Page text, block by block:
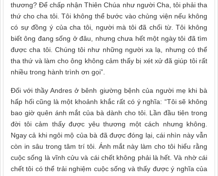
thương? Để chấp nhận Thiên Chúa như người Cha, tôi phải tha
thứ cho cha tôi. Tôi không thể bước vào chủng viện nếu không
có sự đồng ý của cha tôi, người mà tôi đã chối từ. Tôi không
biết ông đang sống ở đâu, nhưng chưa hết một ngày tôi đã tìm
được cha tôi. Chúng tôi như những người xa lạ, nhưng có thể
tha thứ và làm cho ông không cảm thấy bị xét xử đã giúp tôi rất
nhiều trong hành trình ơn gọi”.
Đối với thầy Andres ở bênh giường bệnh của người mẹ khi bà
hấp hối cũng là một khoảnh khắc rất có ý nghĩa: “Tôi sẽ không
bao giờ quên ánh mắt của bà dành cho tôi. Lần đầu tiên trong
đời tôi cảm thấy được yêu thương một cách nhưng không.
Ngay cả khi ngôi mộ của bà đã được đóng lại, cái nhìn này vẫn
còn in sâu trong tâm trí tôi. Ánh mắt này làm cho tôi hiểu rằng
cuộc sống là vĩnh cửu và cái chết không phải là hết. Và nhờ cái
chết tôi có thể trải nghiệm cuộc sống và thấy được ý nghĩa của